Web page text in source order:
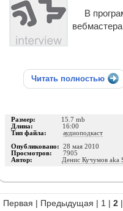
В
Читать полностью
Размер: 15.7 mb
Длина: 16:00
Тип файла: аудиоподкаст
Опубликовано: 28 мая 2010
Просмотров: 7905
Автор: Денис Кучумов aka
Первая | Предыдущая | 1 | 2 |